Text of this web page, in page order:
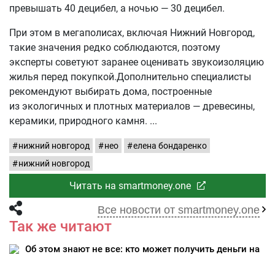
превышать 40 децибел, а ночью — 30 децибел.
При этом в мегаполисах, включая Нижний Новгород,
такие значения редко соблюдаются, поэтому
эксперты советуют заранее оценивать звукоизоляцию
жилья перед покупкой.Дополнительно специалисты
рекомендуют выбирать дома, построенные
из экологичных и плотных материалов — древесины,
керамики, природного камня.
нижний новгород нео
елена бондаренко
нижний новгород
Читать на smartmoney.one
Все новости от smartmoney.one
Так же читают
Об этом знают не все: кто может получить деньги на